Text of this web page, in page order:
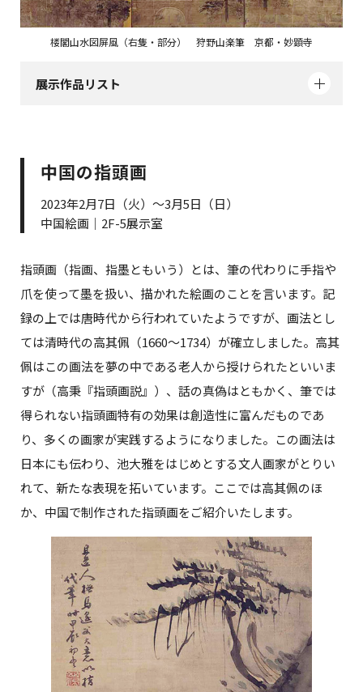
楼閣山水図屏風（右隻・部分） 狩野山楽筆 京都・妙顕寺
展示作品リスト
中国の指頭画
2023年2月7日（火）～3月5日（日）
中国絵画｜2F-5展示室
指頭画（指画、指墨ともいう）とは、筆の代わりに手指や
爪を使って墨を扱い、描かれた絵画のことを言います。記
録の上では唐時代から行われていたようですが、画法とし
ては清時代の高其佩（1660～1734）が確立しました。高其
佩はこの画法を夢の中である老人から授けられたといいま
すが（高秉『指頭画説』）、話の真偽はともかく、筆では
得られない指頭画特有の効果は創造性に富んだものであ
り、多くの画家が実践するようになりました。この画法は
日本にも伝わり、池大雅をはじめとする文人画家がとりい
れて、新たな表現を拓いています。ここでは高其佩のほ
か、中国で制作された指頭画をご紹介いたします。